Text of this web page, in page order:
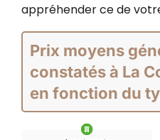
appréhender ce de
Prix moyens
constatés à La
en fonction du